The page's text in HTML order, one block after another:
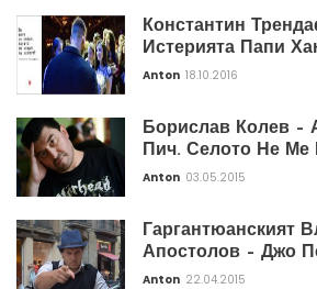
Константин
Истерията Папи
Anton 18.10.2016
Борислав Колев –
Пич. Селото Не
Anton 03.05.2015
Гаргантюанският
Апостолов – Джо
Anton 22.04.2015